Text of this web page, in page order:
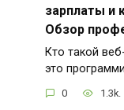
зарплаты и
Обзор
Кто такой
это
0 1.3k.